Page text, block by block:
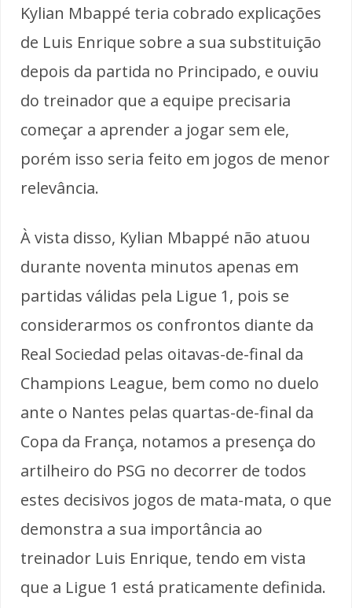
Kylian Mbappé teria cobrado explicações
de Luis Enrique sobre a sua substituição
depois da partida no Principado, e ouviu
do treinador que a equipe precisaria
começar a aprender a jogar sem ele,
porém isso seria feito em jogos de menor
relevância.
À vista disso, Kylian Mbappé não atuou
durante noventa minutos apenas em
partidas válidas pela Ligue 1, pois se
considerarmos os confrontos diante da
Real Sociedad pelas oitavas-de-final da
Champions League, bem como no duelo
ante o Nantes pelas quartas-de-final da
Copa da França, notamos a presença do
artilheiro do PSG no decorrer de todos
estes decisivos jogos de mata-mata, o que
demonstra a sua importância ao
treinador Luis Enrique, tendo em vista
que a Ligue 1 está praticamente definida.